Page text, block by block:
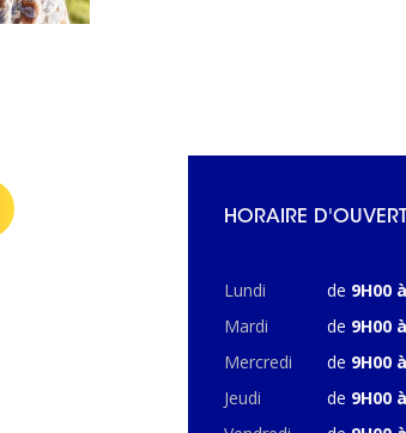
HORAIRE
Lundi de 9H00
Mardi
de 9H00
Mercredi
de 9H00
Jeudi
de 9H00